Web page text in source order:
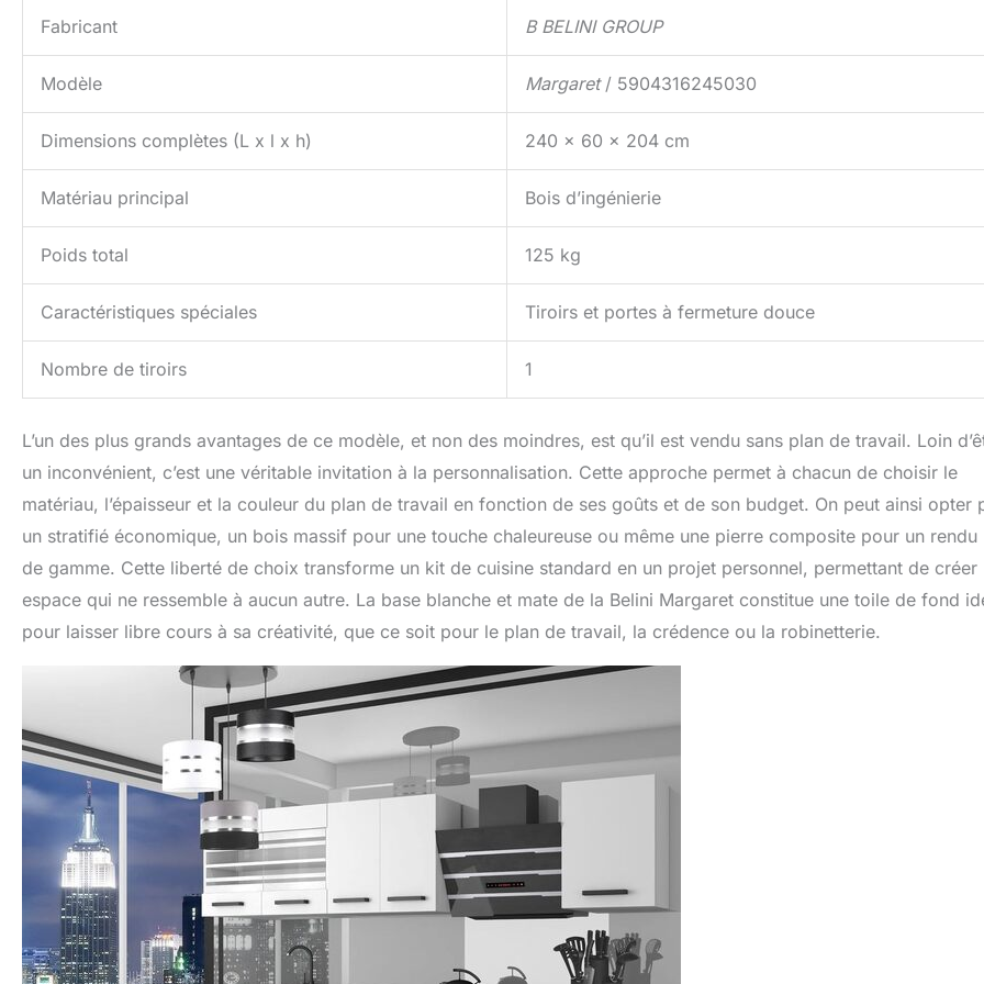
Fabricant B BELINI GROUP
Modèle Margaret/ 5904316245030
Dimensions complètes (L x l x h) 240 x 60 x 204 cm
Matériau principal Bois d’ingénierie
Poids total 125 kg
Caractéristiques spéciales Tiroirs et portes à fermeture douce
Nombre de tiroirs 1
L’un des plus grands avantages de ce modèle, et non des moindres, est qu’il est vendu sans plan de travail. Loin
un inconvénient, c’est une véritable invitation à la personnalisation. Cette approche permet à chacun de choisir le
matériau, l’épaisseur et la couleur du plan de travail en fonction de ses goûts et de son budget. On peut ainsi opter
un stratifié économique, un bois massif pour une touche chaleureuse ou même une pierre composite pour un rendu
de gamme. Cette liberté de choix transforme un kit de cuisine standard en un projet personnel, permettant de créer
espace qui ne ressemble à aucun autre. La base blanche et mate de la Belini Margaret constitue une toile de fond
pour laisser libre cours à sa créativité, que ce soit pour le plan de travail, la crédence ou la robinetterie.